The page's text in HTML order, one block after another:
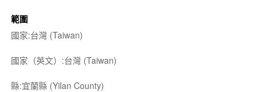
範圍
國家:台灣 (Taiwan)
國家（英文）:台灣 (Taiwan)
縣:宜蘭縣 (Yilan County)